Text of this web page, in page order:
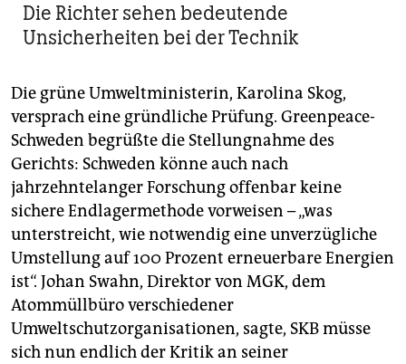
Die Richter sehen bedeutende
Unsicherheiten bei der Technik
Die grüne Umweltministerin, Karolina Skog,
versprach eine gründliche Prüfung. Greenpeace-
Schweden begrüßte die Stellungnahme des
Gerichts: Schweden könne auch nach
jahrzehntelanger Forschung offenbar keine
sichere Endlagermethode vorweisen – „was
unterstreicht, wie notwendig eine unverzügliche
Umstellung auf 100 Prozent erneuerbare Energien
ist“. Johan Swahn, Direktor von MGK, dem
Atommüllbüro verschiedener
Umweltschutzorganisationen, sagte, SKB müsse
sich nun endlich der Kritik an seiner